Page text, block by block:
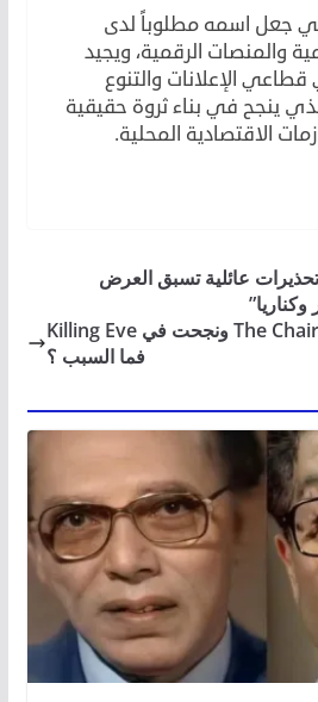
جعل اسمه مطلوباً لدى
والمنصات الرقمية، ويجيد
الإعلانات والتنوع
ينجح في بناء ثروة حقيقية
الاقتصادية المحلية.
تصنيف (+16).. تحذيرات عائلية تسبق العرض
ساندرا اوه .. فشلت في The Chair ونجحت في Killing Eve
فما السبب ؟